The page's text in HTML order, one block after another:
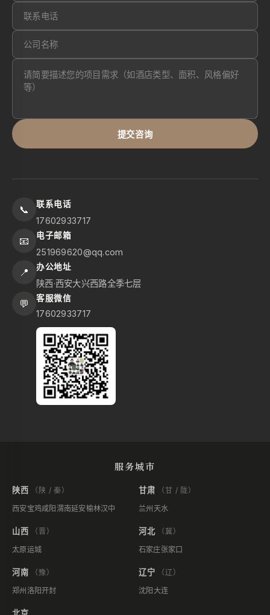
提交咨询
📞 联系电话
17602933717
📧 电子邮箱
251969620@qq.com
📍 办公地址
陕西·西安大兴西路全季七层
💬 客服微信
17602933717
服务城市
陕西
（陕 / 秦）
西安宝鸡咸阳 渭南延安榆林汉中
甘肃
（甘 / 陇）
兰州 天水
山西
（晋）
太原运城
河北
（冀）
石家庄张家口
河南
（豫）
郑州 洛阳开封
辽宁
（辽）
沈阳 大连